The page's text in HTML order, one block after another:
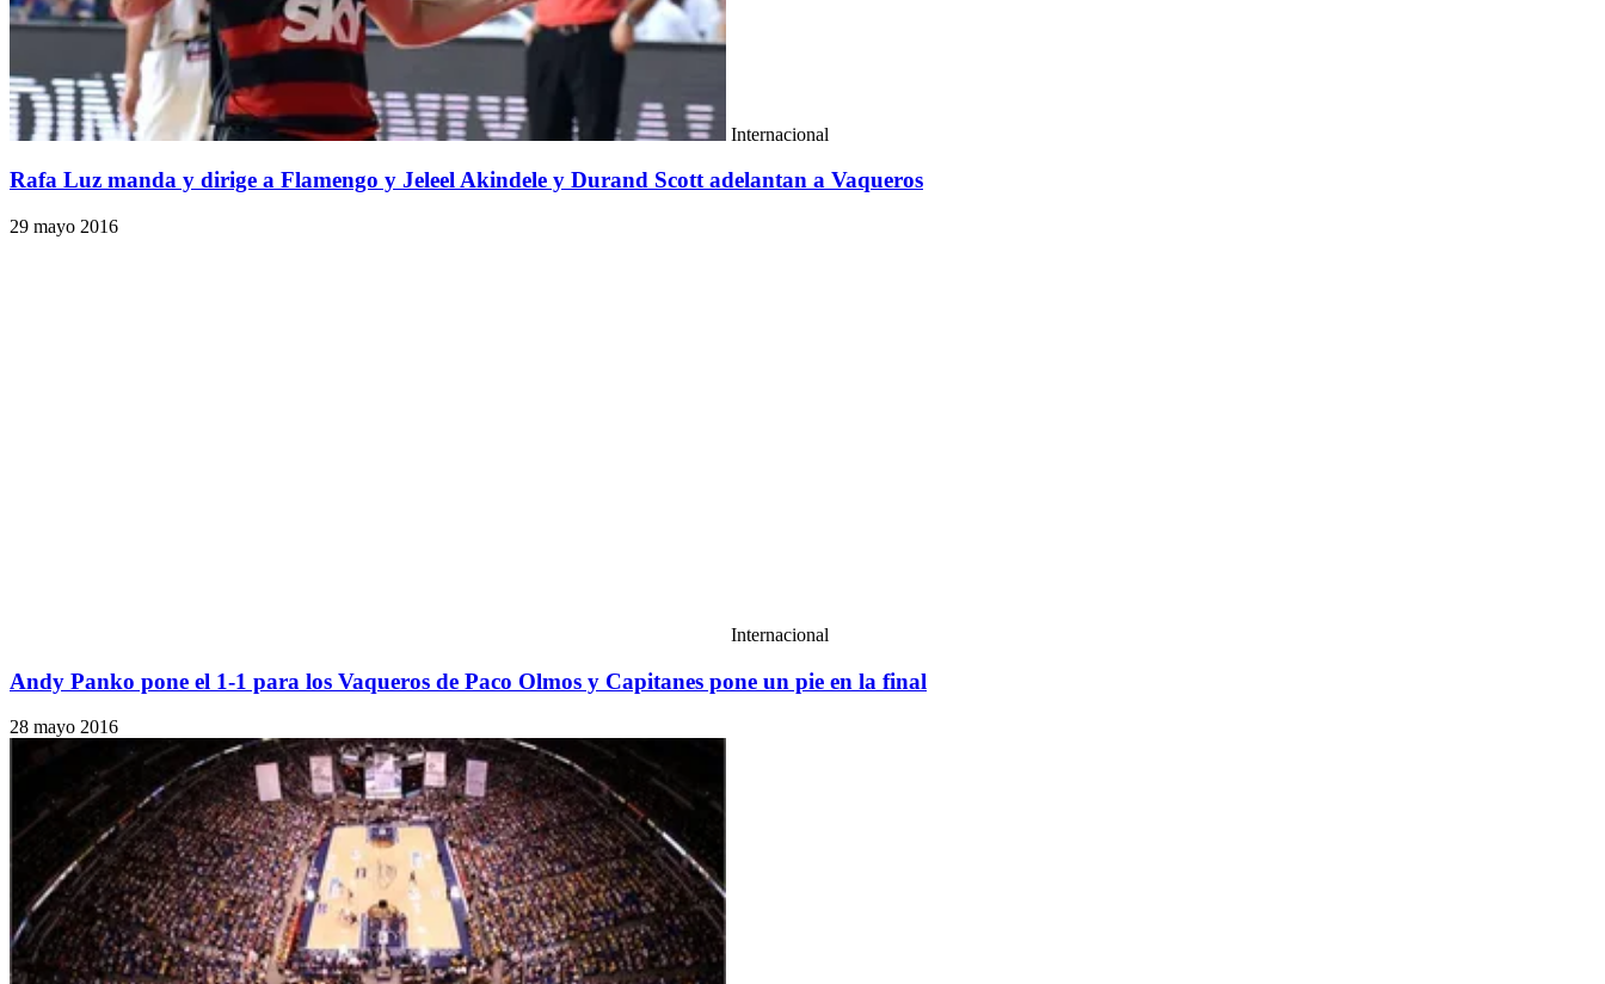
Internacional
Rafa Luz manda y dirige a Flamengo y Jeleel Akindele y Durand Scott adelantan a Vaqueros
29 mayo 2016
Internacional
Andy Panko pone el 1-1 para los Vaqueros de Paco Olmos y Capitanes pone un pie en la final
28 mayo 2016